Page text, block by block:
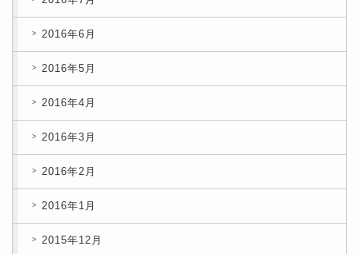
2016年6月
2016年5月
2016年4月
2016年3月
2016年2月
2016年1月
2015年12月